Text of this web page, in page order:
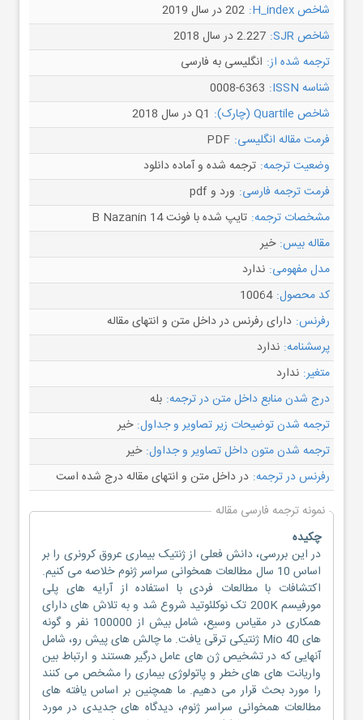
شاخص H_index:
202 در سال 2019
شاخص SJR:
2.227 در سال 2018
ترجمه شده از: انگلیسی به فارسی
شناسه ISSN:
0008-6363
شاخص Quartile (چارک):
Q1 در سال 2018
فرمت مقاله انگلیسی: PDF
وضعیت ترجمه: ترجمه شده و آماده دانلود
فرمت ترجمه فارسی: ورد و pdf
مشخصات ترجمه: تایپ شده با فونت B Nazanin 14
مقاله بیس: خیر
مدل مفهومی: ندارد
کد محصول: 10064
رفرنس: دارای رفرنس در داخل متن و انتهای مقاله
پرسشنامه: ندارد
متغیر: ندارد
درج شدن منابع داخل متن در ترجمه: بله
ترجمه شدن توضیحات زیر تصاویر و جداول: خیر
ترجمه شدن متون داخل تصاویر و جداول: خیر
رفرنس در ترجمه: در داخل متن و انتهای مقاله درج شده است
نمونه ترجمه فارسی مقاله
چکیده
در این بررسی، دانش فعلی از ژنتیک بیماری عروق کرونری را بر
اساس 10 سال مطالعات همخوانی سراسر ژنوم خلاصه می کنیم.
اکتشافات با مطالعات فردی با استفاده از آرایه های پلی
مورفیسم 200K تک نوکلئوتید شروع شد و به تلاش های دارای
همکاری در مقیاس وسیع، شامل بیش از 100000 نفر و گونه
های 40 Mio ژنتیکی ترقی یافت. ما چالش های پیش رو، شامل
آنهایی که در تشخیص ژن های عامل درگیر هستند و ارتباط بین
واریانت های های خطر و پاتولوژی بیماری را مشخص می کنند
را مورد بحث قرار می دهیم. ما همچنین بر اساس یافته های
مطالعات همخوانی سراسر ژنوم، دیدگاه های جدیدی در مورد